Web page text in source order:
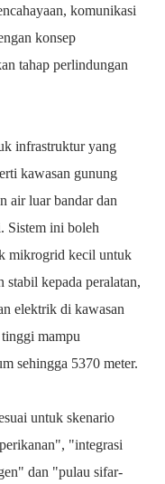
komunikasi
konsep
tahap perlindungan
infrastruktur yang
kawasan gunung
air luar bandar dan
Sistem ini boleh
mikrogrid kecil untuk
stabil kepada peralatan,
elektrik di kawasan
mampu
sehingga 5370 meter.
untuk skenario
"integrasi
dan "pulau sifar-